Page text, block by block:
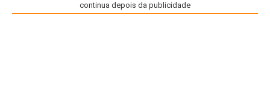
continua depois da publicidade